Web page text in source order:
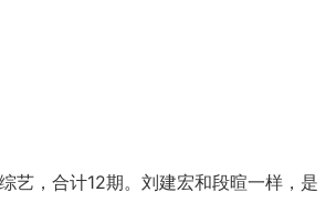
艺，合计12期。刘建宏和段暄一样，是